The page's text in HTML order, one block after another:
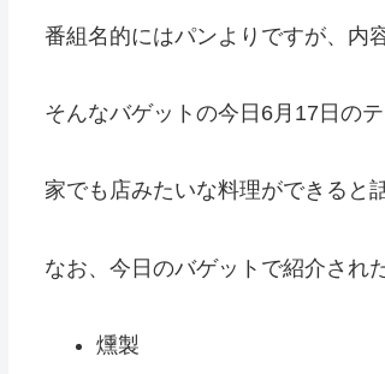
番組名的にはパンよりですが、内
そんなバゲットの今日6月17日の
家でも店みたいな料理ができると
なお、今日のバゲットで紹介され
燻製